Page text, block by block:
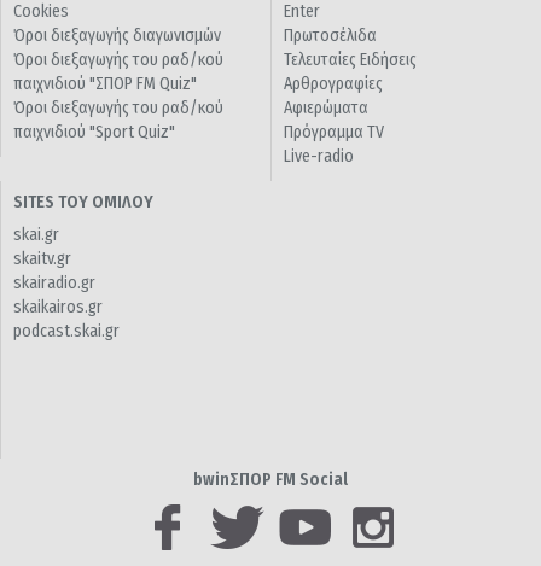
Cookies
Όροι διεξαγωγής διαγωνισμών
Όροι διεξαγωγής του ραδ/κού
παιχνιδιού "ΣΠΟΡ FM Quiz"
Όροι διεξαγωγής του ραδ/κού
παιχνιδιού "Sport Quiz"
Enter
Πρωτοσέλιδα
Τελευταίες Ειδήσεις
Αρθρογραφίες
Αφιερώματα
Πρόγραμμα TV
Live-radio
SITES ΤΟΥ ΟΜΙΛΟΥ
skai.gr
skaitv.gr
skairadio.gr
skaikairos.gr
podcast.skai.gr
bwinΣΠΟΡ FM Social